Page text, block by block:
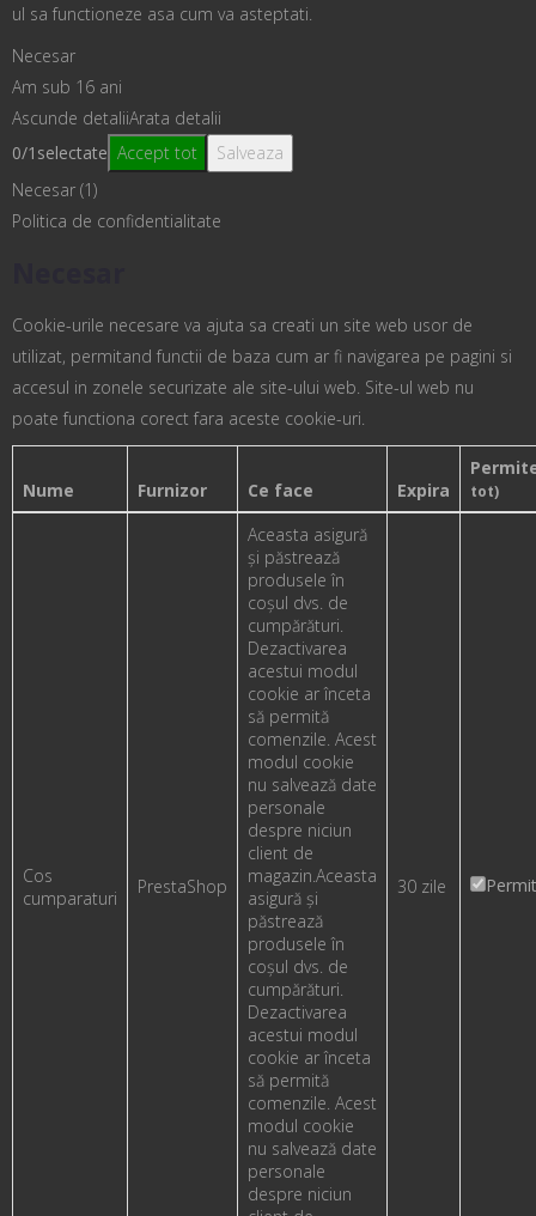
ul sa functioneze asa cum va asteptati.
Necesar
Am sub 16 ani
Ascunde detaliiArata detalii
0/1 selectate Accept tot
Salveaza
Necesar (1)
Politica de confidentialitate
Cookie-urile necesare va ajuta sa creati un site web usor de
utilizat, permitand functii de baza cum ar fi navigarea pe pagini si
accesul in zonele securizate ale site-ului web. Site-ul web nu
poate functiona corect fara aceste cookie-uri.
Nume Furnizor Ce face Expira tot)
Cos
cumparaturi
PrestaShop
Aceasta asigură
și păstrează
produsele în
coșul dvs. de
cumpărături.
Dezactivarea
acestui modul
cookie ar înceta
să permită
comenzile. Acest
modul cookie
nu salvează date
personale
despre niciun
client de
magazin.Aceasta
asigură și
păstrează
produsele în
coșul dvs. de
cumpărături.
Dezactivarea
acestui modul
cookie ar înceta
să permită
comenzile. Acest
modul cookie
nu salvează date
personale
despre niciun
30 zile